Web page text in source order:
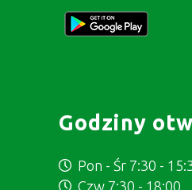
Godziny
Pon - Śr 7:30 -
Czw 7:30 - 18:00